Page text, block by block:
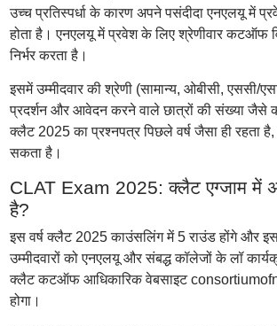
उच्च प्रतिस्पर्धा के कारण अपने पसंदीदा एनएलयू में
होता है। एनएलयू में प्रवेश के लिए श्रेणीवार कटऑफ
निर्भर करता है।
इसमें उम्मीदवार की श्रेणी (सामान्य, ओबीसी, एससी/
प्रदर्शन और आवेदन करने वाले छात्रों की संख्या जैसे
क्लैट 2025 का प्रश्नपत्र पिछले वर्ष जैसा ही रहता
सकता है।
CLAT Exam 2025: क्लैट एग्जाम में
है?
इस वर्ष क्लैट 2025 काउंसलिंग में 5 राउंड होंगे और
उम्मीदवारों को एनएलयू और संबद्ध कॉलेजों के लॉ
क्लैट कटऑफ आधिकारिक वेबसाइट
होगा।